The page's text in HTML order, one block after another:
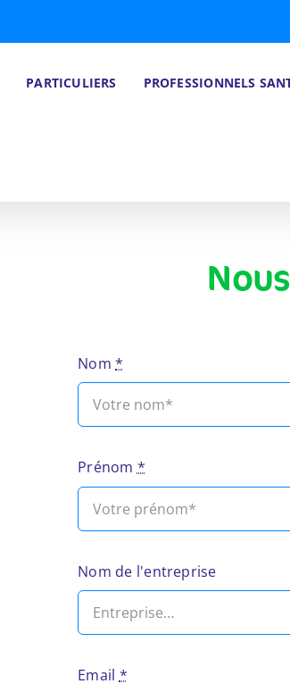
PARTICULIERS PROFESSIONNELS
Nom*
Prénom *
Nom de l'entreprise
Email *